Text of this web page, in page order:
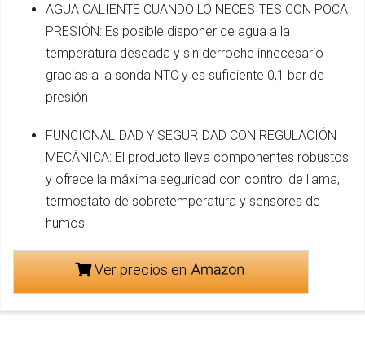
AGUA CALIENTE CUANDO LO NECESITES CON POCA
PRESIÓN: Es posible disponer de agua a la
temperatura deseada y sin derroche innecesario
gracias a la sonda NTC y es suficiente 0,1 bar de
presión
FUNCIONALIDAD Y SEGURIDAD CON REGULACIÓN
MECÁNICA: El producto lleva componentes robustos
y ofrece la máxima seguridad con control de llama,
termostato de sobretemperatura y sensores de
humos
Ver precios en